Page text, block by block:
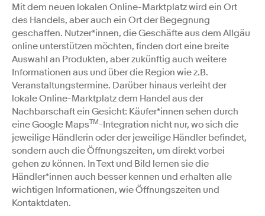
Mit dem neuen lokalen Online-Marktplatz wird ein Ort
des Handels, aber auch ein Ort der Begegnung
geschaffen. Nutzer*innen, die Geschäfte aus dem Allgäu
online unterstützen möchten, finden dort eine breite
Auswahl an Produkten, aber zukünftig auch weitere
Informationen aus und über die Region wie z.B.
Veranstaltungstermine. Darüber hinaus verleiht der
lokale Online-Marktplatz dem Handel aus der
Nachbarschaft ein Gesicht: Käufer*innen sehen durch
eine Google MapsTM-Integration nicht nur, wo sich die
jeweilige Händlerin oder der jeweilige Händler befindet,
sondern auch die Öffnungszeiten, um direkt vorbei
gehen zu können. In Text und Bild lernen sie die
Händler*innen auch besser kennen und erhalten alle
wichtigen Informationen, wie Öffnungszeiten und
Kontaktdaten.